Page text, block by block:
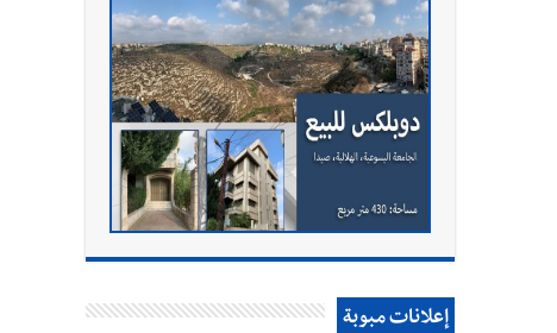
إعلانات مبوبة